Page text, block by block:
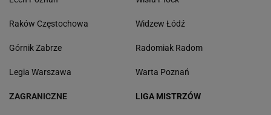
Raków Częstochowa
Górnik Zabrze
Legia Warszawa
Widzew Łódź
Radomiak Radom
Warta Poznań
ZAGRANICZNE LIGA MISTRZÓW